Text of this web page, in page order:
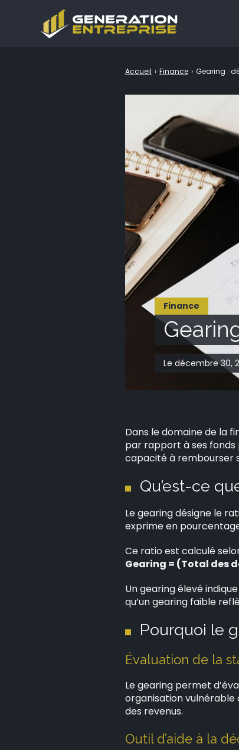
Finance
Le décembre 30,
Accueil › Finance › Gearing :
Dans le domaine de la
par rapport à ses fonds
capacité à rembourser
Qu’est-ce
Le gearing désigne le
exprime en
Ce ratio est calculé
Gearing = (Total des
Un gearing élevé
qu’un gearing faible
Pourquoi le
Évaluation de la
Le gearing permet
organisation vulnérable
des revenus.
Outil d’aide à la
Rechercher